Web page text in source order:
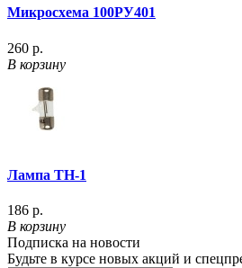
Микросхема 100РУ401
260 р.
В корзину
Лампа ТН-1
186 р.
В корзину
Подписка на новости
Будьте в курсе новых акций и